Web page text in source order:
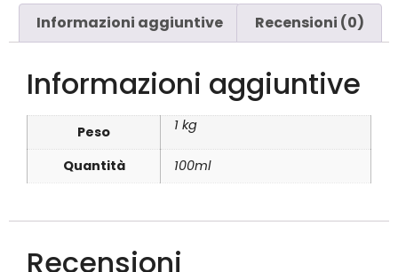
Informazioni aggiuntive Recensioni (0)
Informazioni aggiuntive
Peso 1 kg
Quantità 100ml
Recensioni